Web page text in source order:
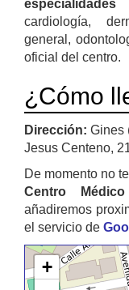
especialidades
cardiología,
general,
oficial del centro.
¿Cómo
Dirección: Gines
Jesus Centeno,
De momento no
Centro
añadiremos
el servicio de
+